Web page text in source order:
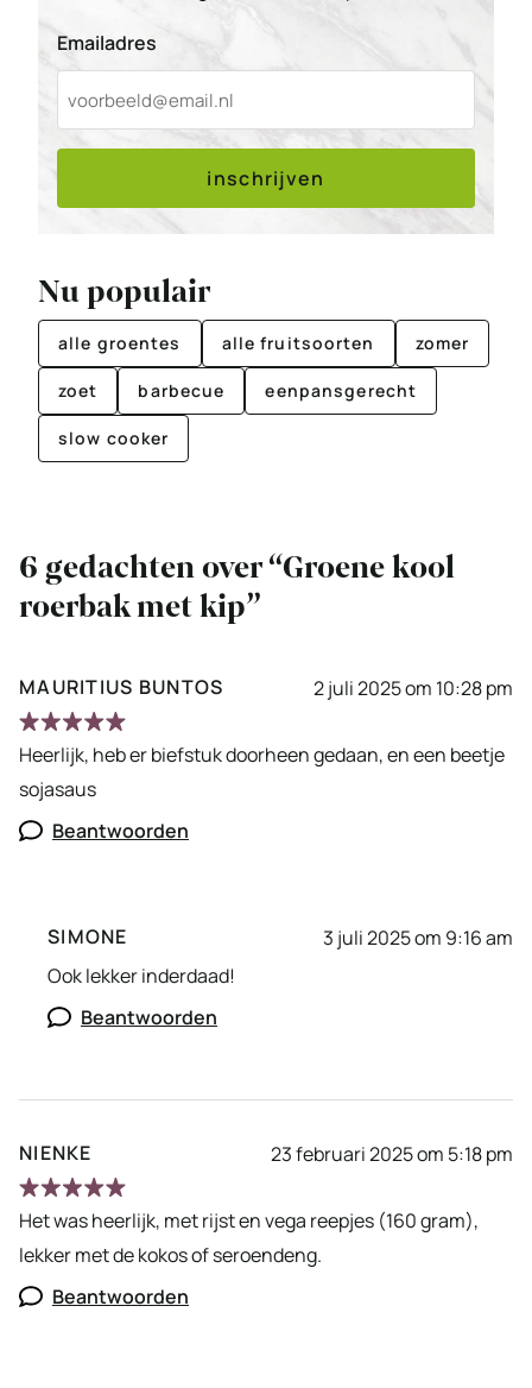
Emailadres
inschrijven
Nu populair
alle groentes alle fruitsoorten zomer
zoet barbecue eenpansgerecht
slow cooker
6 gedachten over “Groene kool
roerbak met kip”
MAURITIUS BUNTOS 2 juli 2025 om 10:28 pm
Heerlijk, heb er biefstuk doorheen gedaan, en een beetje
sojasaus
Beantwoorden
SIMONE
3 juli 2025 om 9:16 am
Ook lekker inderdaad!
Beantwoorden
NIENKE 23 februari 2025 om 5:18 pm
Het was heerlijk, met rijst en vega reepjes (160 gram),
lekker met de kokos of seroendeng.
Beantwoorden